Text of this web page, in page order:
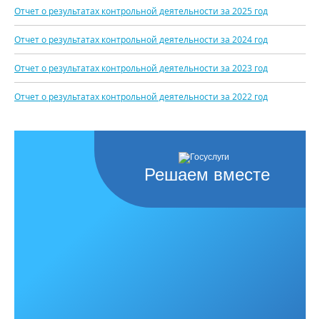
Отчет о результатах контрольной деятельности за 2025 год
Отчет о результатах контрольной деятельности за 2024 год
Отчет о результатах контрольной деятельности за 2023 год
Отчет о результатах контрольной деятельности за 2022 год
Решаем вместе